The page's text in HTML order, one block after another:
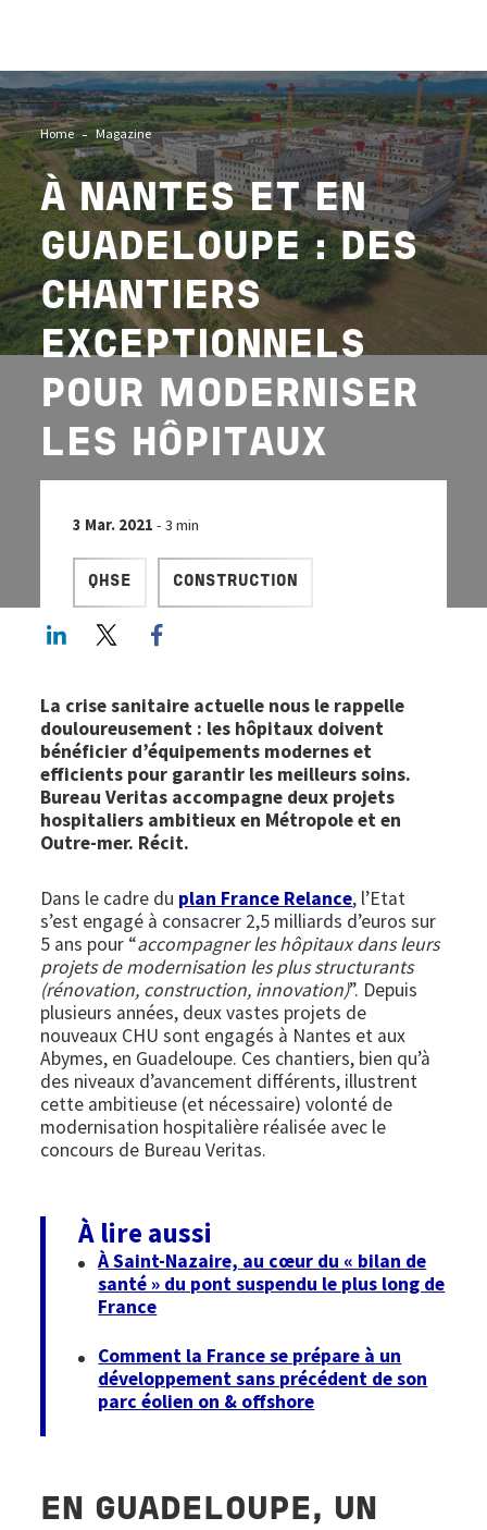
Image
Home Magazine
À NANTES ET EN
GUADELOUPE : DES
CHANTIERS
EXCEPTIONNELS
POUR MODERNISER
LES HÔPITAUX
3 Mar. 2021- 3 min
QHSE CONSTRUCTION
LinkedInTwitter
La crise sanitaire actuelle nous le rappelle
douloureusement : les hôpitaux doivent
bénéficier d’équipements modernes et
efficients pour garantir les meilleurs soins.
Bureau Veritas accompagne deux projets
hospitaliers ambitieux en Métropole et en
Outre-mer. Récit.
Dans le cadre du plan France Relance, l’Etat
s’est engagé à consacrer 2,5 milliards d’euros sur
5 ans pour “accompagner les hôpitaux dans leurs
projets de modernisation les plus structurants
(rénovation, construction, innovation)”. Depuis
plusieurs années, deux vastes projets de
nouveaux CHU sont engagés à Nantes et aux
Abymes, en Guadeloupe. Ces chantiers, bien qu’à
des niveaux d’avancement différents, illustrent
cette ambitieuse (et nécessaire) volonté de
modernisation hospitalière réalisée avec le
concours de Bureau Veritas.
À lire aussi
À Saint-Nazaire, au cœur du « bilan de
santé » du pont suspendu le plus long de
France
Comment la France se prépare à un
développement sans précédent de son
parc éolien on & offshore
EN GUADELOUPE, UN